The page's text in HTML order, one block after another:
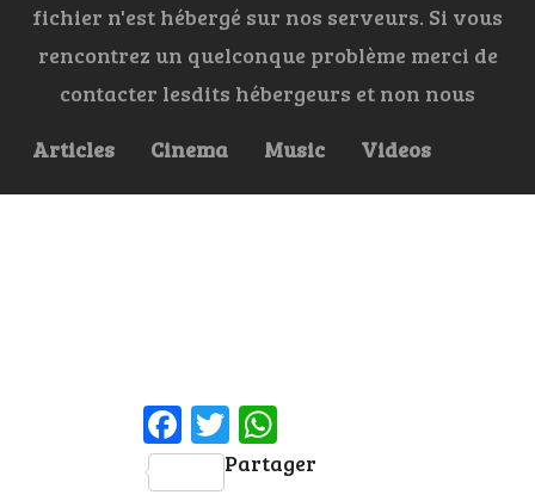
fichier n'est hébergé sur nos serveurs. Si vous
rencontrez un quelconque problème merci de
contacter lesdits hébergeurs et non nous
Articles
Cinema Music Videos
Facebook
Twitter
Partager